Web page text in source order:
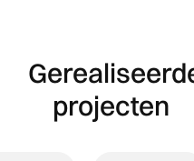
projecten